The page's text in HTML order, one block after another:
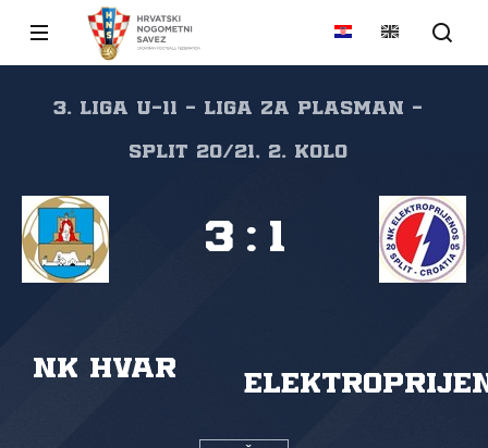
3. liga U-11 - liga za plasman -
Split 20/21, 2. kolo
NK Hvar
3 : 1